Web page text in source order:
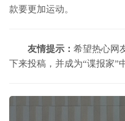
款要更加运动。
友情提示： 希望热心网
下来投稿，并成为“谍报家”